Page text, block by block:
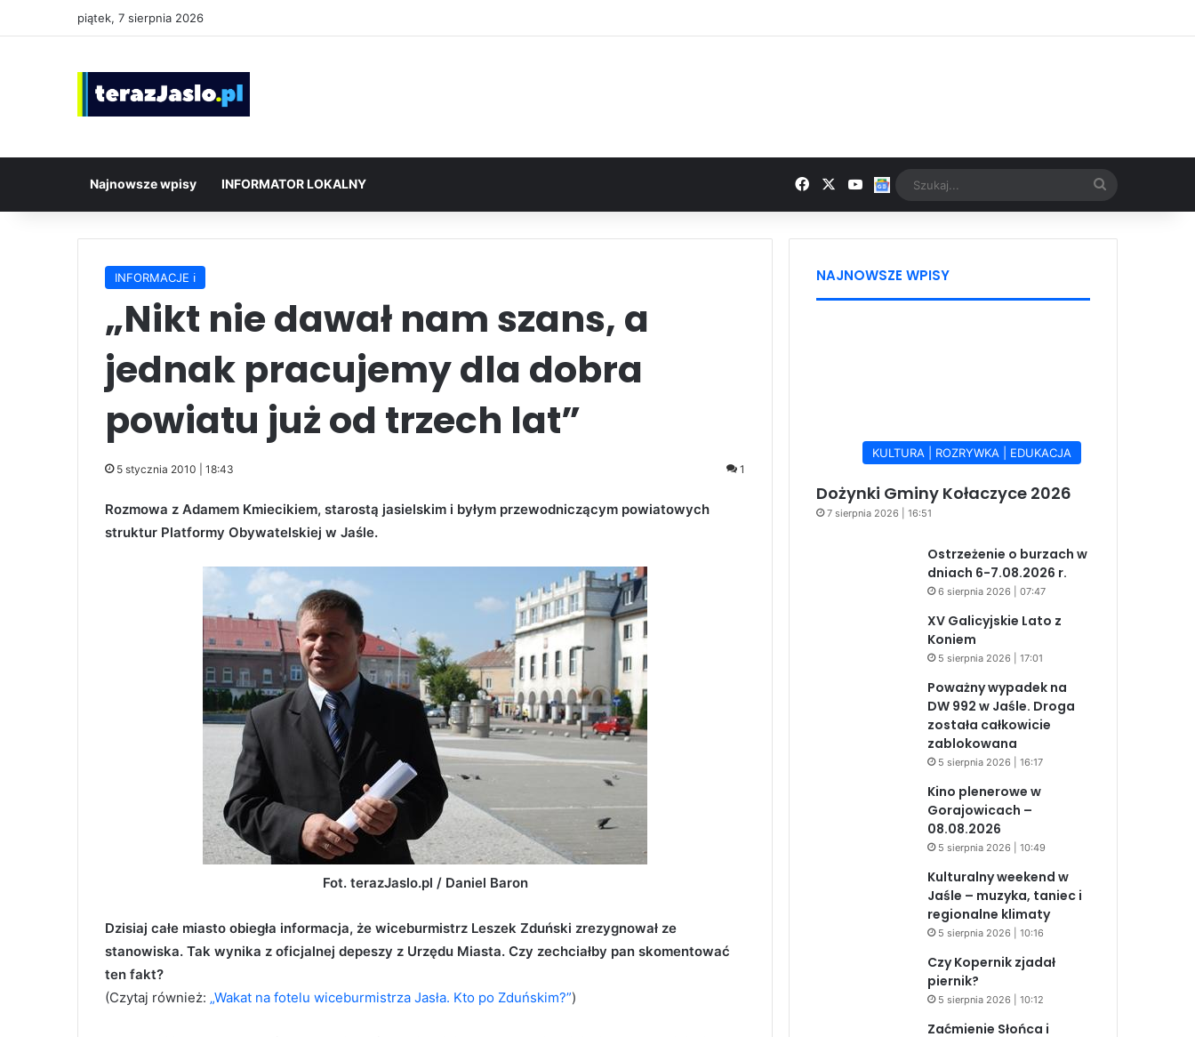
piątek, 7 sierpnia 2026
Najnowsze wpisy INFORMATOR LOKALNY FacebookYouTubeGoogle News
INFORMACJE ℹ️
„Nikt nie dawał nam szans, a
jednak pracujemy dla dobra
powiatu już od trzech lat”
5 stycznia 2010 | 18:43 1
Rozmowa z Adamem Kmiecikiem, starostą jasielskim i byłym przewodniczącym powiatowych
struktur Platformy Obywatelskiej w Jaśle.
Fot. terazJaslo.pl / Daniel Baron
Dzisiaj całe miasto obiegła informacja, że wiceburmistrz Leszek Zduński zrezygnował ze
stanowiska. Tak wynika z oficjalnej depeszy z Urzędu Miasta. Czy zechciałby pan skomentować
ten fakt?
(Czytaj również: „Wakat na fotelu wiceburmistrza Jasła. Kto po Zduńskim?”)
NAJNOWSZE WPISY
KULTURA | ROZRYWKA | EDUKACJA
Dożynki Gminy Kołaczyce 2026
7 sierpnia 2026 | 16:51
Ostrzeżenie o burzach w
dniach 6-7.08.2026 r.
6 sierpnia 2026 | 07:47
XV Galicyjskie Lato z
Koniem
5 sierpnia 2026 | 17:01
Poważny wypadek na
DW 992 w Jaśle. Droga
została całkowicie
zablokowana
5 sierpnia 2026 | 16:17
Kino plenerowe w
Gorajowicach –
08.08.2026
5 sierpnia 2026 | 10:49
Kulturalny weekend w
Jaśle – muzyka, taniec i
regionalne klimaty
5 sierpnia 2026 | 10:16
Czy Kopernik zjadał
piernik?
5 sierpnia 2026 | 10:12
Zaćmienie Słońca i